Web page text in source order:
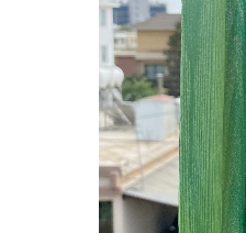
Hit enter to